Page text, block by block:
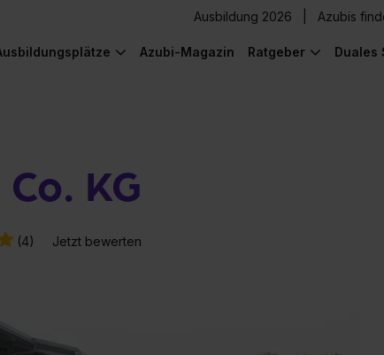
Ausbildung 2026 Azubis
Azubi-Magazin Ratgeber Duales
KG
(4) Jetzt bewerten